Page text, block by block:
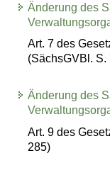
Änderung des
Art. 7 des
(SächsGVBl. S.
Änderung des
Art. 9 des
285)